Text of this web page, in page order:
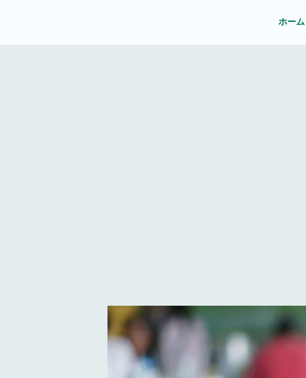
ホーム